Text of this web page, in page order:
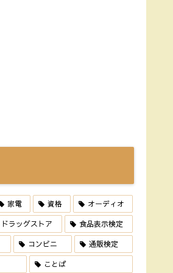
家電 資格 オーディオ
ドラッグストア 食品表示検定
コンビニ 通販検定
ことば